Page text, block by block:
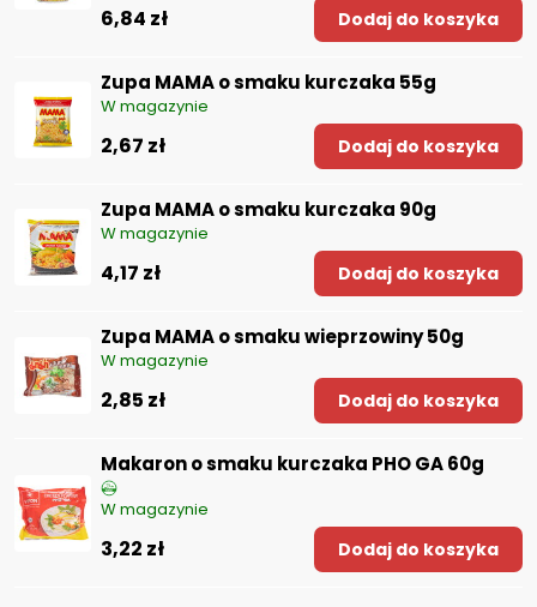
6,84 zł Dodaj do koszyka
Zupa MAMA o smaku kurczaka 55g
W magazynie
2,67 zł Dodaj do koszyka
Zupa MAMA o smaku kurczaka 90g
W magazynie
4,17 zł Dodaj do koszyka
Zupa MAMA o smaku wieprzowiny 50g
W magazynie
2,85 zł Dodaj do koszyka
Makaron o smaku kurczaka PHO GA 60g
W magazynie
3,22 zł Dodaj do koszyka